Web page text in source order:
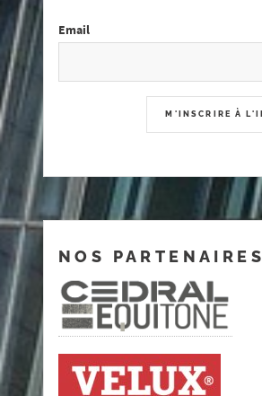
Email
NOS PARTENAIRES